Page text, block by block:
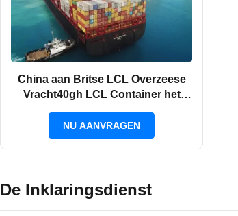
China aan Britse LCL Overzeese
Vracht40gh LCL Container het
NU AANVRAGEN
De Inklaringsdienst